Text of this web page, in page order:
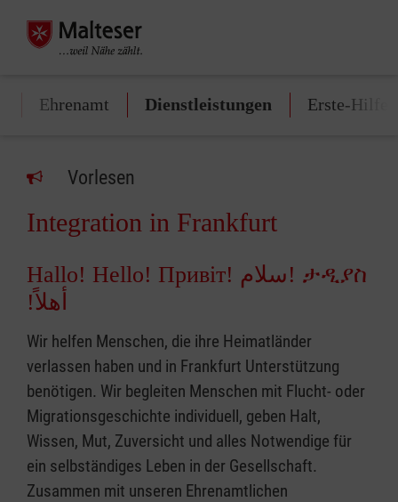
Ehrenamt Dienstleistungen Erste-Hilfe-
Vorlesen
Integration in Frankfurt
Hallo! Hello! Привіт! سلام! ታዲያስ
!أهلاً
Wir helfen Menschen, die ihre Heimatländer
verlassen haben und in Frankfurt Unterstützung
benötigen. Wir begleiten Menschen mit Flucht- oder
Migrationsgeschichte individuell, geben Halt,
Wissen, Mut, Zuversicht und alles Notwendige für
ein selbständiges Leben in der Gesellschaft.
Zusammen mit unseren Ehrenamtlichen